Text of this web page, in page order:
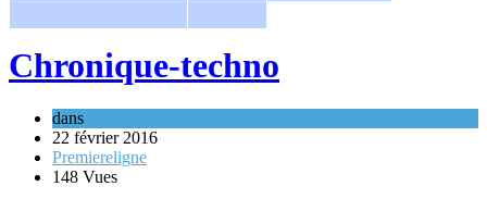
Chronique-techno
dans
22 février 2016
Premiereligne
148 Vues